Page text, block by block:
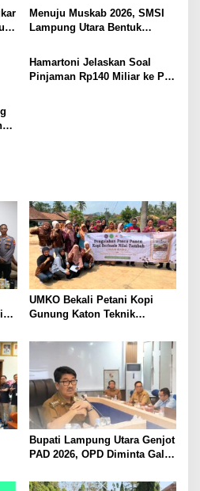
Kepastian Hukum Tak Boleh
Berlarut
Menuju Muskab 2026, SMSI
Lampung Utara Bentuk
Kepengurusan
Hamartoni Jelaskan Soal
Pinjaman Rp140 Miliar ke PT
UMKO Bekali Petani Kopi
Gunung Katon Teknik
Jual Hasil Panen Meningkat
Bupati Lampung Utara Genjot
PAD 2026, OPD Diminta Gali
hingga Optimalkan PBB-P2